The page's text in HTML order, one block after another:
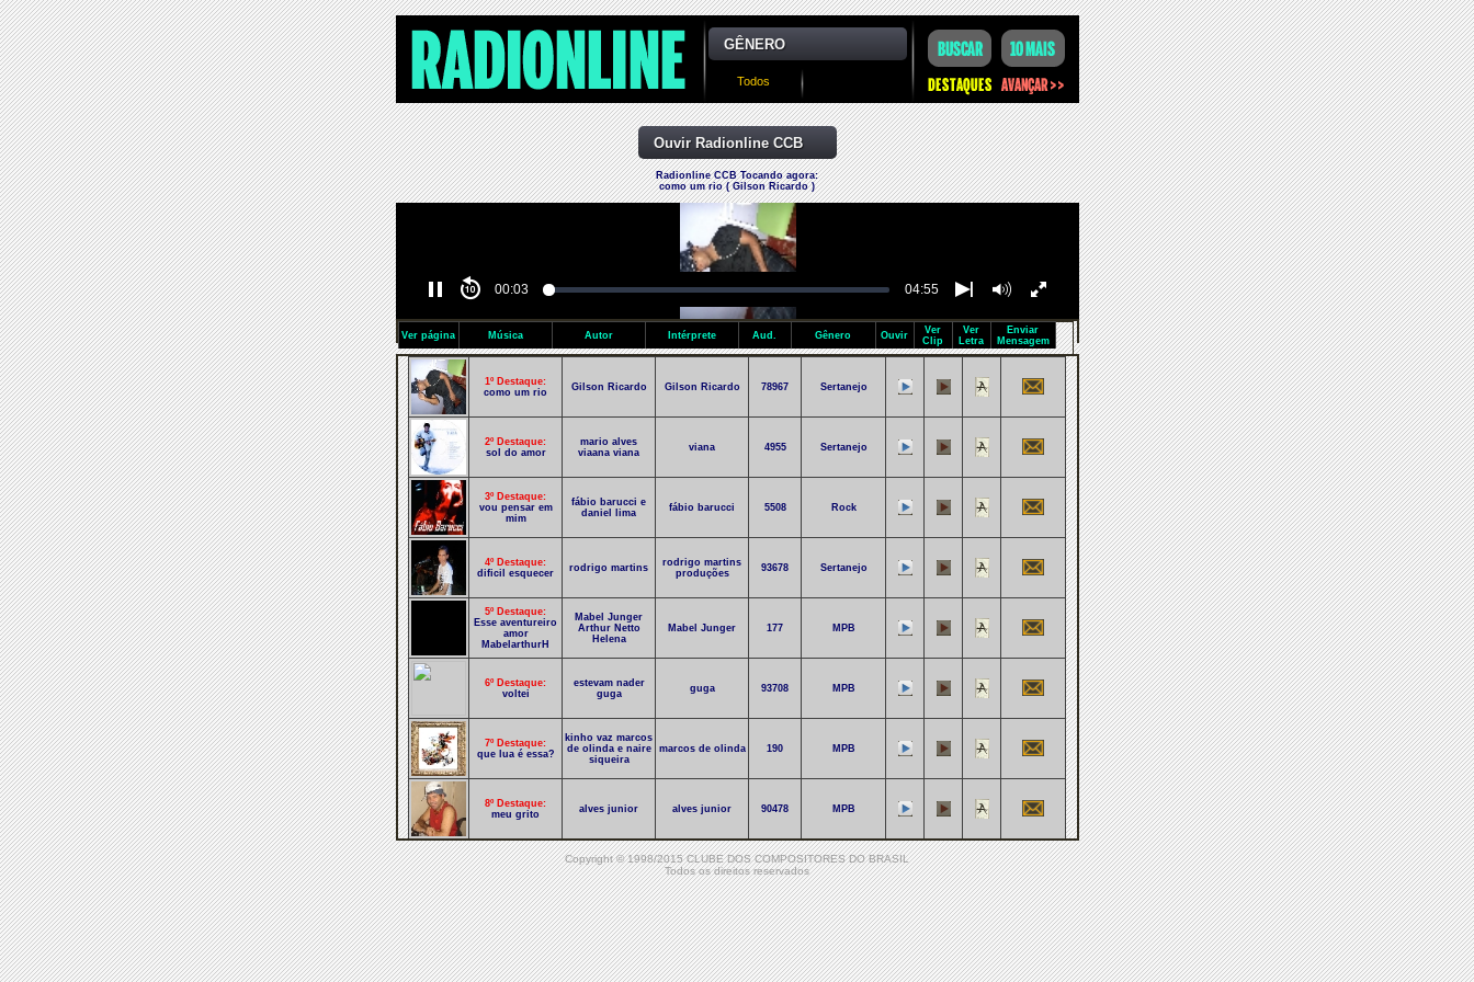
GÊNERO
Todos
Ouvir Radionline CCB
Radionline CCB Tocando agora:
como um rio ( Gilson Ricardo )
00:03 04:55
Ver página Música Autor Intérprete Aud. Gênero Ouvir
Ver
Clip
Ver
Letra
Enviar
Mensagem
1º Destaque:
como um rio
Gilson Ricardo Gilson Ricardo 78967 Sertanejo
2º Destaque:
sol do amor
mario alves
viaana viana
viana 4955 Sertanejo
3º Destaque:
vou pensar em
mim
fábio barucci e
daniel lima
fábio barucci 5508 Rock
4º Destaque:
dificil esquecer
rodrigo martins
rodrigo martins
produções
93678 Sertanejo
5º Destaque:
Esse aventureiro
amor
MabelarthurH
Mabel Junger
Arthur Netto
Helena
Mabel Junger 177 MPB
6º Destaque:
voltei
estevam nader
guga
guga 93708 MPB
7º Destaque:
que lua é essa?
kinho vaz marcos
de olinda e naire
siqueira
marcos de olinda 190 MPB
8º Destaque:
meu grito
alves junior alves junior 90478 MPB
9º Destaque:
cade vocé
felicio felicio 100974 MPB
10º Destaque:
Fio de esperança
Olinto Muniz/HP
Banda Pétala
Macia
1365 Sertanejo
Copyright © 1998/2015 CLUBE DOS COMPOSITORES DO BRASIL
Todos os direitos reservados